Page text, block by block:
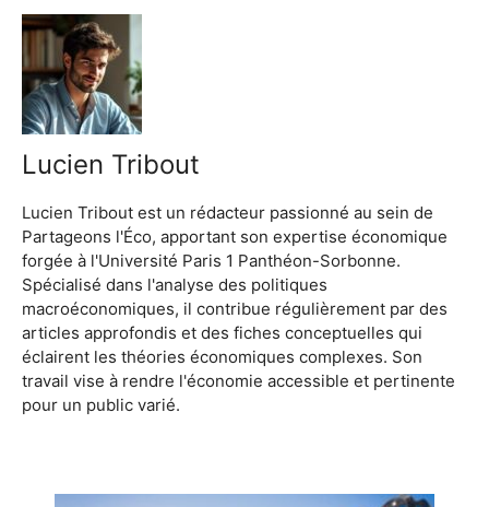
Lucien Tribout
Lucien Tribout est un rédacteur passionné au sein de
Partageons l'Éco, apportant son expertise économique
forgée à l'Université Paris 1 Panthéon-Sorbonne.
Spécialisé dans l'analyse des politiques
macroéconomiques, il contribue régulièrement par des
articles approfondis et des fiches conceptuelles qui
éclairent les théories économiques complexes. Son
travail vise à rendre l'économie accessible et pertinente
pour un public varié.